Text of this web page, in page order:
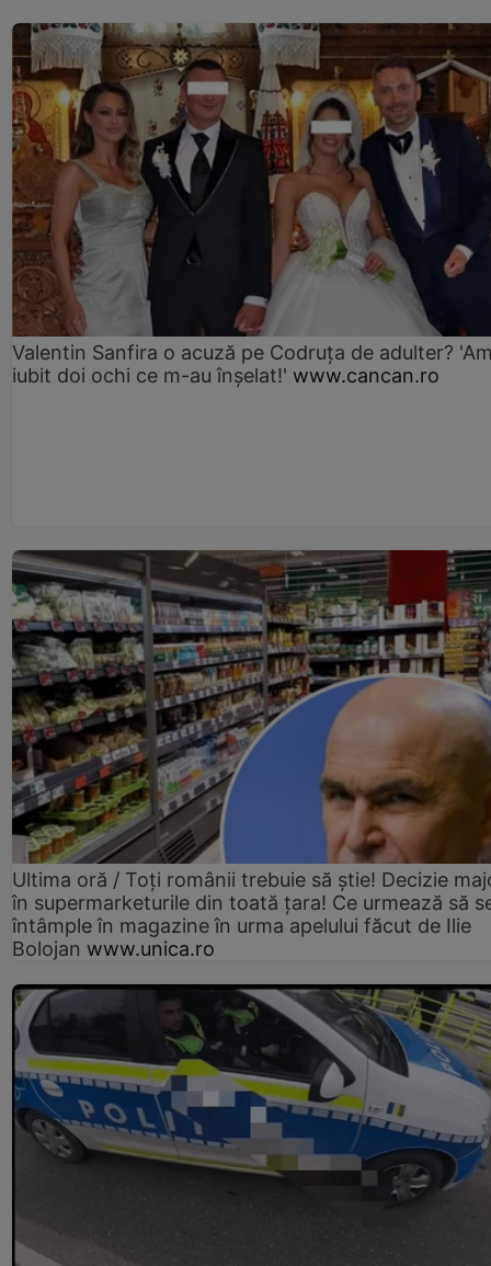
Valentin Sanfira o acuză pe Codruța de adulter?
iubit doi ochi ce m-au înșelat!' www.cancan.ro
Ultima oră / Toți românii trebuie să știe! Decizie
în supermarketurile din toată țara! Ce urmează să
întâmple în magazine în urma apelului făcut de Ilie
Bolojan www.unica.ro